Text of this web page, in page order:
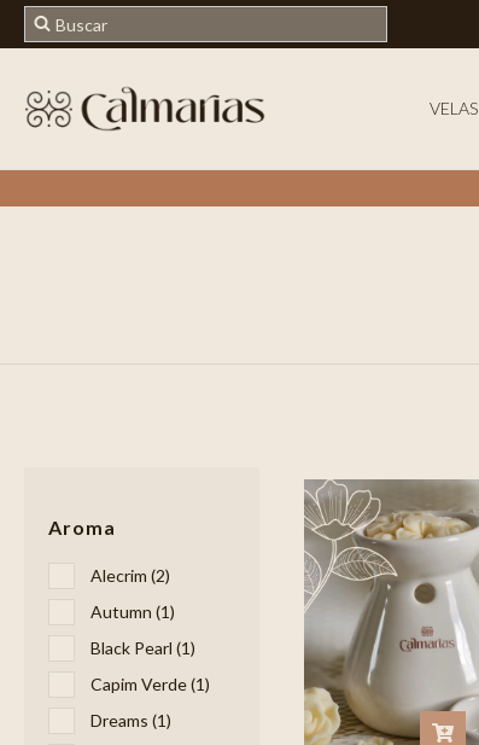
VELAS
Aroma
Alecrim (2)
Autumn (1)
Black Pearl (1)
Capim Verde (1)
Dreams (1)